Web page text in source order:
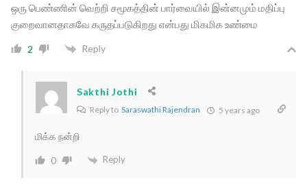
ஒரு பெண்ணின் வெற்றி சமூகத்தின் பார்வையில் இன்னமும் மதிப்பு
குறைவானதாகவே கருதப்படுகிறது என்பது மிகமிக உண்மை
2 Reply
Sakthi Jothi
Reply to Saraswathi Rajendran 5 years ago
மிக்க நன்றி
0 Reply